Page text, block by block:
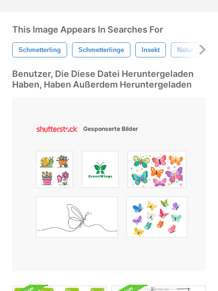
This Image Appears In Searches For
Schmetterling Schmetterlinge Insekt Natur
Benutzer, Die Diese Datei Heruntergeladen
Haben, Haben Außerdem Heruntergeladen
Gesponserte Bilder